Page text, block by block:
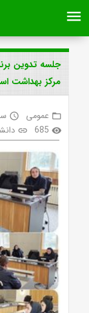
menu
جلسه تدوین
مرکز بهداشت
folder_open عمومی access_time سه
visibility
685
link